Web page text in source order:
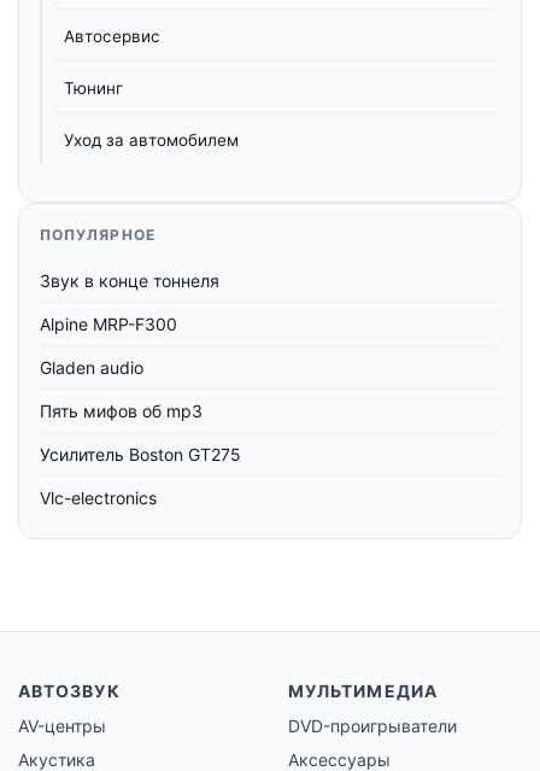
Автосервис
Тюнинг
Уход за автомобилем
ПОПУЛЯРНОЕ
Звук в конце тоннеля
Alpine MRP-F300
Gladen audio
Пять мифов об mp3
Усилитель Boston GT275
Vlc-electronics
АВТОЗВУК
AV-центры
Акустика
МУЛЬТИМЕДИА
DVD-проигрыватели
Аксессуары